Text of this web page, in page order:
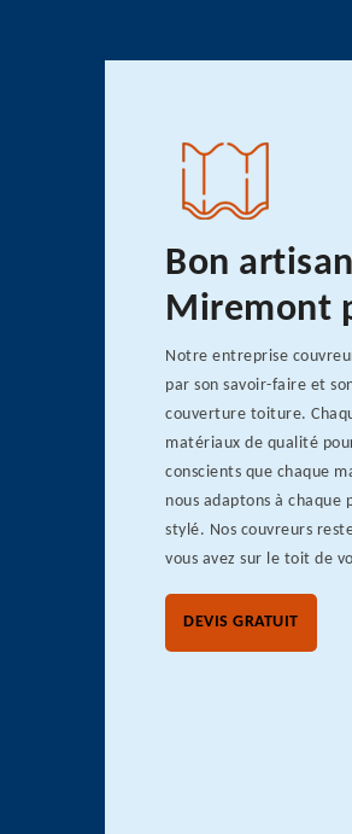
Bon
Miremont
Notre entreprise
par son savoir-faire et
couverture toiture.
matériaux de qualité
conscients que chaque
nous adaptons à
stylé. Nos couvreurs
vous avez sur le toit de
DEVIS GRATUIT